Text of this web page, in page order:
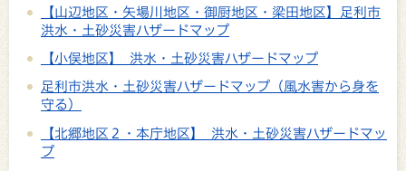
【山辺地区・矢場川地区・御厨地区・梁田地区】足利市
洪水・土砂災害ハザードマップ
【小俣地区】 洪水・土砂災害ハザードマップ
足利市洪水・土砂災害ハザードマップ（風水害から身を
守る）
【北郷地区２・本庁地区】 洪水・土砂災害ハザードマッ
プ